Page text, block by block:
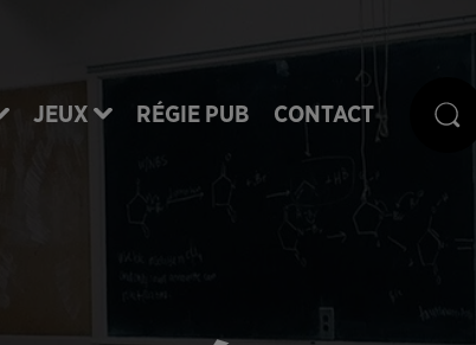
JEUX RÉGIE PUB CONTACT